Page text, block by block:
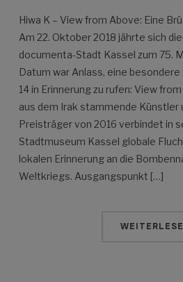
Hiwa K – View from Above: Eine
Am 22. Oktober 2018 jährte sich
documenta-Stadt Kassel zum 75.
Datum war Anlass, eine
14 in Erinnerung zu rufen: View
aus dem Irak stammende Künstler
Preisträger von 2016 verbindet in
Stadtmuseum Kassel globale
lokalen Erinnerung an die
Weltkriegs. Ausgangspunkt […]